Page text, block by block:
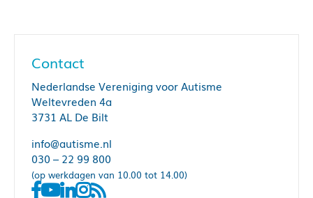
Contact
Nederlandse Vereniging voor Autisme
Weltevreden 4a
3731 AL De Bilt
info@autisme.nl
030 – 22 99 800
(op werkdagen van 10.00 tot 14.00)